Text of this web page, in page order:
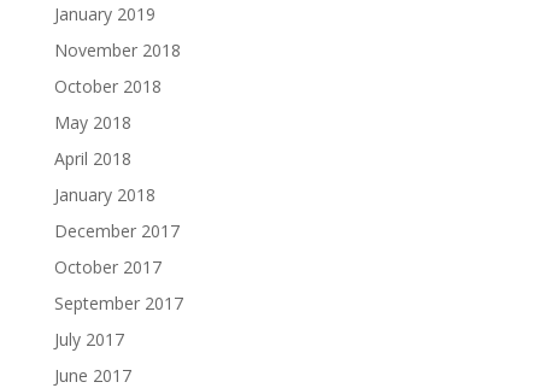
January 2019
November 2018
October 2018
May 2018
April 2018
January 2018
December 2017
October 2017
September 2017
July 2017
June 2017